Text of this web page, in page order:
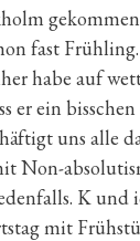
fast
habe auf
er ein
uns alle
Non-
K und
mit